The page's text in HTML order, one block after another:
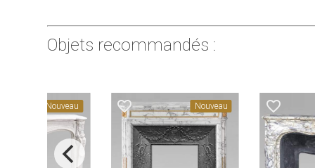
Objets recommandés :
favorite_border Nouveau
Nouveau